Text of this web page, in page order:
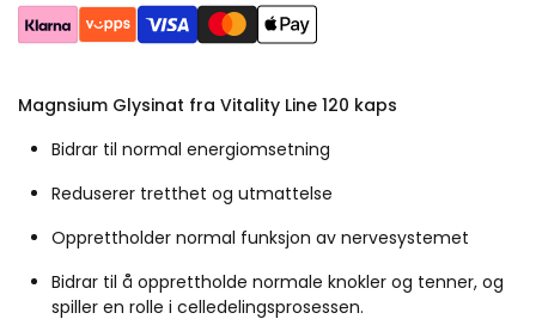
Magnsium Glysinat fra Vitality Line 120 kaps
Bidrar til normal energiomsetning
Reduserer tretthet og utmattelse
Opprettholder normal funksjon av nervesystemet
Bidrar til å opprettholde normale knokler og tenner, og
spiller en rolle i celledelingsprosessen.